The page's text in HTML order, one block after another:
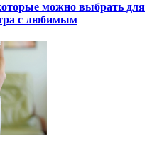
можно выбрать для
с любимым